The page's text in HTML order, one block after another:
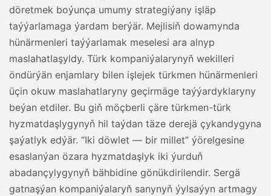
döretmek boýunça umumy strategiýany işläp
taýýarlamaga ýardam berýär. Mejlisiň dowamynda
hünärmenleri taýýarlamak meselesi ara alnyp
maslahatlaşyldy. Türk kompaniýalarynyň wekilleri
öndürýän enjamlary bilen işlejek türkmen hünärmenleri
üçin okuw maslahatlaryny geçirmäge taýýardyklaryny
beýan etdiler. Bu giň möçberli çäre türkmen-türk
hyzmatdaşlygynyň hil taýdan täze derejä çykandygyna
şaýatlyk edýär. “Iki döwlet — bir millet” ýörelgesine
esaslanýan özara hyzmatdaşlyk iki ýurduň
abadançylygynyň bähbidine gönükdirilendir. Sergä
gatnaşýan kompaniýalaryň sanynyň ýylsaýyn artmagy